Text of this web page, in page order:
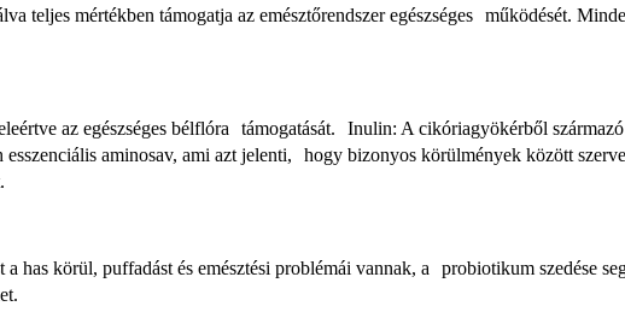
mértékben támogatja az emésztőrendszer egészséges működését.
az egészséges bélflóra támogatását. Inulin: A cikóriagyökérből
aminosav, ami azt jelenti, hogy bizonyos körülmények között
körül, puffadást és emésztési problémái vannak, a probiotikum szedése